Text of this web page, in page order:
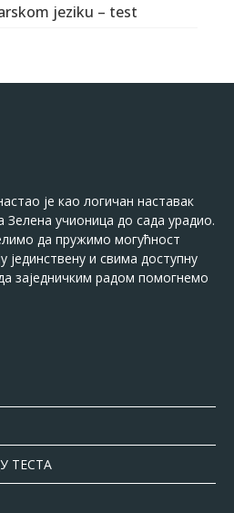
jeziku – test
је као логичан наставак
Зелена учионица до сада урадио.
да пружимо могућност
јединствену и свима доступну
заједничким радом помогнемо
ТЕСТА